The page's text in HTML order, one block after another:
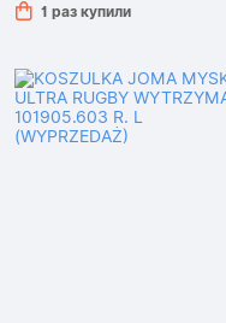
1 раз купили